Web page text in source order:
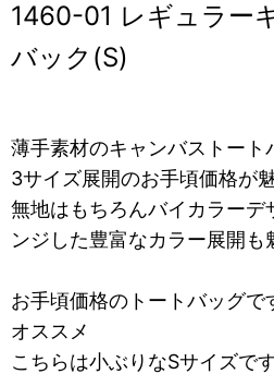
1460-01 レギュラー
バック(S)
薄手素材のキャンバストート
3サイズ展開のお手頃価格が魅
無地はもちろんバイカラーデ
ンジした豊富なカラー展開も
お手頃価格のトートバッグで
オススメ
こちらは小ぶりなSサイズです